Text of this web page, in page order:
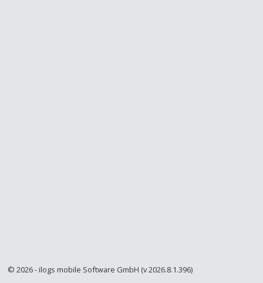
© 2026 - ilogs mobile Software GmbH (v 2026.8.1.396)